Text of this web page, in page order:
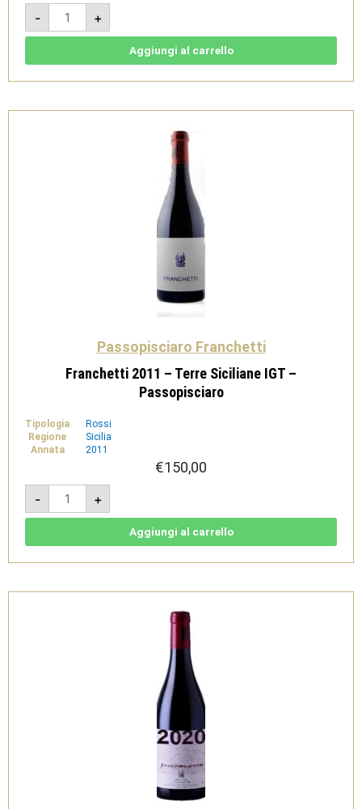
-
Franchetti
2017
-
Terre
Passopisciaro
+
Aggiungi al carrello
Passopisciaro Franchetti
Franchetti 2011 – Terre Siciliane IGT –
Passopisciaro
Tipologia
Rossi
Regione
Sicilia
Annata
2011
€150,00
-
Franchetti
2011
-
Terre
Passopisciaro
+
Aggiungi al carrello